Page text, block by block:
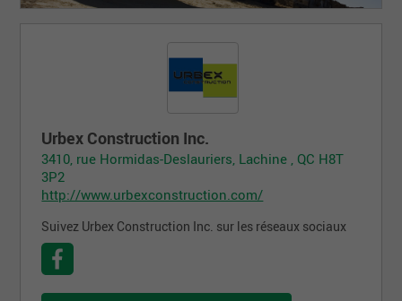
Urbex Construction Inc.
3410, rue Hormidas-Deslauriers, Lachine , QC H8T
3P2
http://www.urbexconstruction.com/
Suivez Urbex Construction Inc. sur les réseaux sociaux